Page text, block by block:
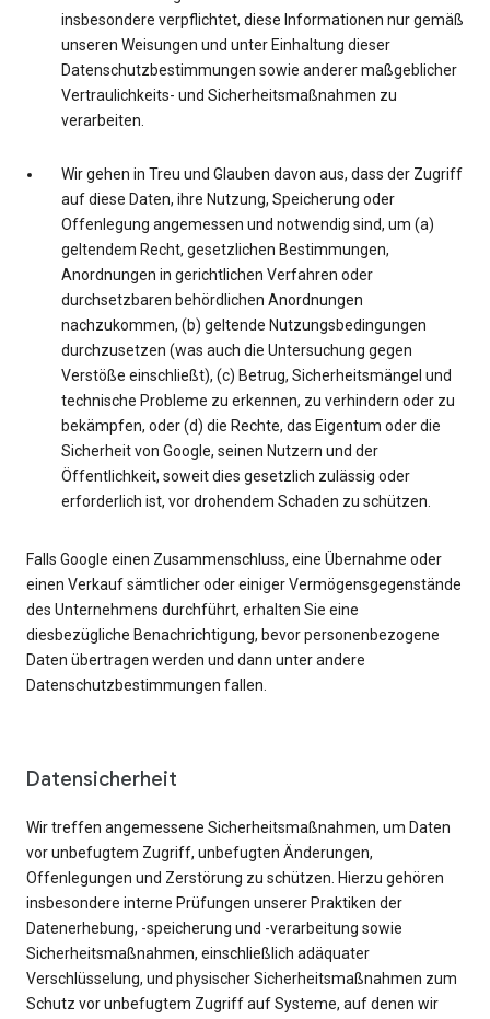
insbesondere verpflichtet, diese Informationen nur gemäß
unseren Weisungen und unter Einhaltung dieser
Datenschutzbestimmungen sowie anderer maßgeblicher
Vertraulichkeits- und Sicherheitsmaßnahmen zu
verarbeiten.
Wir gehen in Treu und Glauben davon aus, dass der Zugriff
auf diese Daten, ihre Nutzung, Speicherung oder
Offenlegung angemessen und notwendig sind, um (a)
geltendem Recht, gesetzlichen Bestimmungen,
Anordnungen in gerichtlichen Verfahren oder
durchsetzbaren behördlichen Anordnungen
nachzukommen, (b) geltende Nutzungsbedingungen
durchzusetzen (was auch die Untersuchung gegen
Verstöße einschließt), (c) Betrug, Sicherheitsmängel und
technische Probleme zu erkennen, zu verhindern oder zu
bekämpfen, oder (d) die Rechte, das Eigentum oder die
Sicherheit von Google, seinen Nutzern und der
Öffentlichkeit, soweit dies gesetzlich zulässig oder
erforderlich ist, vor drohendem Schaden zu schützen.
Falls Google einen Zusammenschluss, eine Übernahme oder
einen Verkauf sämtlicher oder einiger Vermögensgegenstände
des Unternehmens durchführt, erhalten Sie eine
diesbezügliche Benachrichtigung, bevor personenbezogene
Daten übertragen werden und dann unter andere
Datenschutzbestimmungen fallen.
Datensicherheit
Wir treffen angemessene Sicherheitsmaßnahmen, um Daten
vor unbefugtem Zugriff, unbefugten Änderungen,
Offenlegungen und Zerstörung zu schützen. Hierzu gehören
insbesondere interne Prüfungen unserer Praktiken der
Datenerhebung, -speicherung und -verarbeitung sowie
Sicherheitsmaßnahmen, einschließlich adäquater
Verschlüsselung, und physischer Sicherheitsmaßnahmen zum
Schutz vor unbefugtem Zugriff auf Systeme, auf denen wir